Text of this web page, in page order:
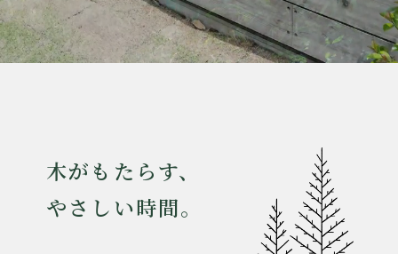
木がもたらす、
やさしい時間。